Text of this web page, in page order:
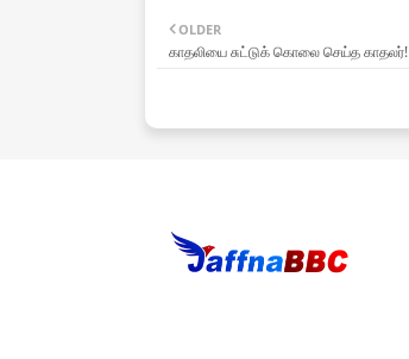
OLDER
காதலியை சுட்டுக் கொலை செய்த காதலர்!